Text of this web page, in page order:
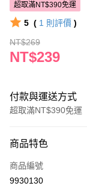
超取滿NT$390免運
5 ( 1 則評價 )
NT$269
NT$239
付款與運送方式
超取滿NT$390免運
POYA支付
信用卡一次付款
商品特色
商品編號
9930130